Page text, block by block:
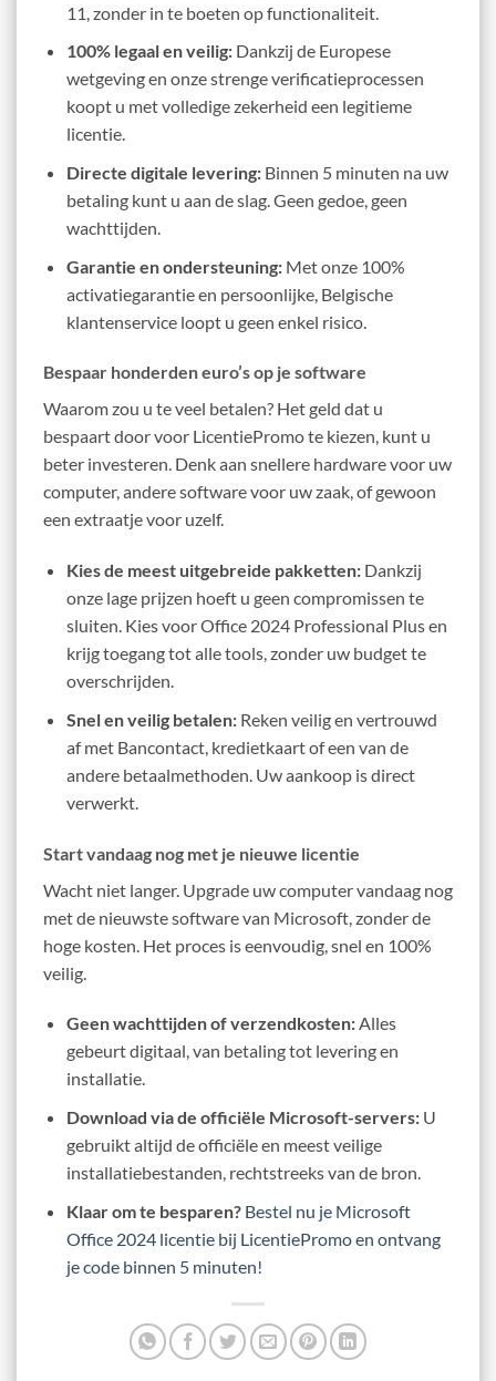
11, zonder in te boeten op functionaliteit.
100% legaal en veilig:Dankzij de Europese
wetgeving en onze strenge verificatieprocessen
koopt u met volledige zekerheid een legitieme
licentie.
Directe digitale levering:Binnen 5 minuten na uw
betaling kunt u aan de slag. Geen gedoe, geen
wachttijden.
Garantie en ondersteuning:Met onze 100%
activatiegarantie en persoonlijke, Belgische
klantenservice loopt u geen enkel risico.
Bespaar honderden euro’s op je software
Waarom zou u te veel betalen? Het geld dat u
bespaart door voor LicentiePromo te kiezen, kunt u
beter investeren. Denk aan snellere hardware voor uw
computer, andere software voor uw zaak, of gewoon
een extraatje voor uzelf.
Kies de meest uitgebreide pakketten:Dankzij
onze lage prijzen hoeft u geen compromissen te
sluiten. Kies voor Office 2024 Professional Plus en
krijg toegang tot alle tools, zonder uw budget te
overschrijden.
Snel en veilig betalen:Reken veilig en vertrouwd
af met Bancontact, kredietkaart of een van de
andere betaalmethoden. Uw aankoop is direct
verwerkt.
Start vandaag nog met je nieuwe licentie
Wacht niet langer. Upgrade uw computer vandaag nog
met de nieuwste software van Microsoft, zonder de
hoge kosten. Het proces is eenvoudig, snel en 100%
veilig.
Geen wachttijden of verzendkosten:Alles
gebeurt digitaal, van betaling tot levering en
installatie.
Download via de officiële Microsoft-servers:U
gebruikt altijd de officiële en meest veilige
installatiebestanden, rechtstreeks van de bron.
Klaar om te besparen? Bestel nu je Microsoft
Office 2024 licentie bij LicentiePromo en ontvang
je code binnen 5 minuten!